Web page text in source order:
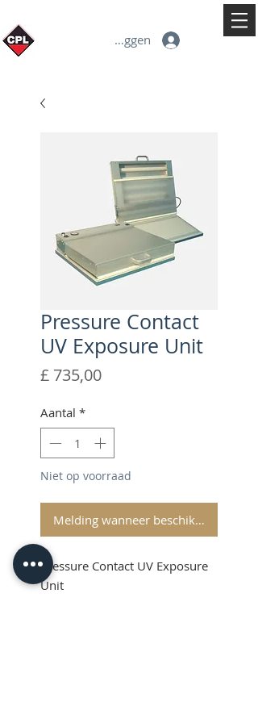
Inloggen
Pressure Contact
UV Exposure Unit
£ 735,00Prijs
Aantal *
Niet op voorraad
Melding wanneer beschikbaar
Pressure Contact UV Exposure
Unit